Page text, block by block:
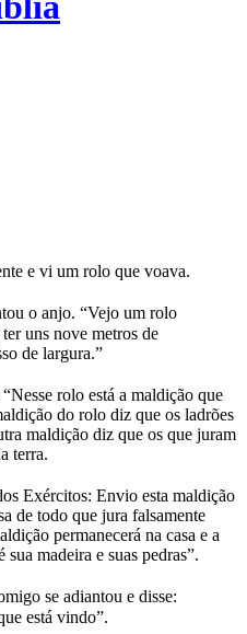
e vi um rolo que voava.
o anjo. “Vejo um rolo
uns nove metros de
de largura.”
rolo está a maldição que
do rolo diz que os ladrões
maldição diz que os que juram
terra.
Exércitos: Envio esta maldição
de todo que jura falsamente
permanecerá na casa e a
madeira e suas pedras”.
se adiantou e disse:
está vindo”.